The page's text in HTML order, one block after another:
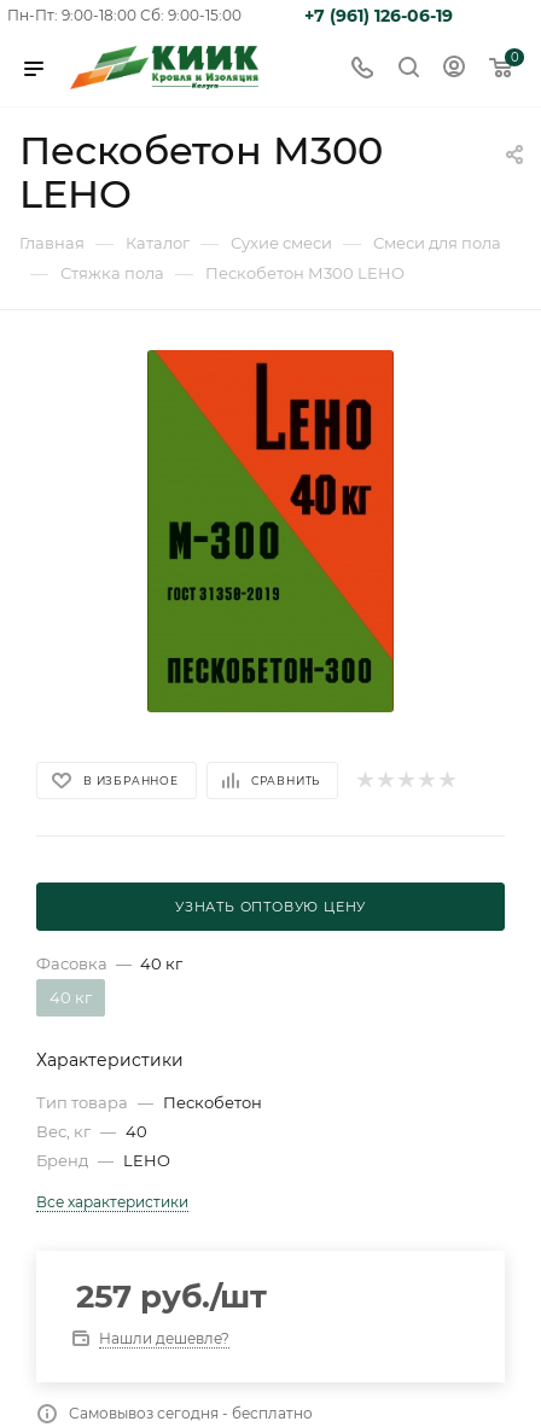
Пн-Пт: 9:00-18:00 Сб: 9:00-15:00 +7 (961) 126-06-19
0
Пескобетон М300
LEHO
Главная — Каталог — Сухие смеси — Смеси для пола
— Стяжка пола — Пескобетон М300 LEHO
В ИЗБРАННОЕ СРАВНИТЬ
УЗНАТЬ ОПТОВУЮ ЦЕНУ
Фасовка — 40 кг
40 кг
Характеристики
Тип товара — Пескобетон
Вес, кг — 40
Бренд — LEHO
Все характеристики
257 руб./шт
Нашли дешевле?
Самовывоз сегодня - бесплатно